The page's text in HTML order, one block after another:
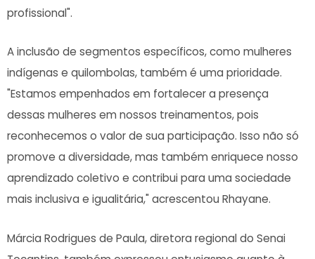
profissional".
A inclusão de segmentos específicos, como mulheres
indígenas e quilombolas, também é uma prioridade.
"Estamos empenhados em fortalecer a presença
dessas mulheres em nossos treinamentos, pois
reconhecemos o valor de sua participação. Isso não só
promove a diversidade, mas também enriquece nosso
aprendizado coletivo e contribui para uma sociedade
mais inclusiva e igualitária," acrescentou Rhayane.
Márcia Rodrigues de Paula, diretora regional do Senai